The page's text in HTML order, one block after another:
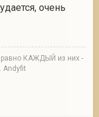
очень
равно КАЖДЫЙ из них -
Andyfit